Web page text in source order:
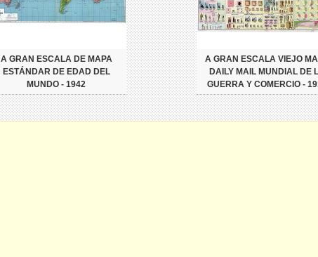
A GRAN ESCALA DE MAPA
ESTÁNDAR DE EDAD DEL
MUNDO - 1942
A GRAN ESCALA VIEJO
DAILY MAIL MUNDIAL DE
GUERRA Y COMERCIO -